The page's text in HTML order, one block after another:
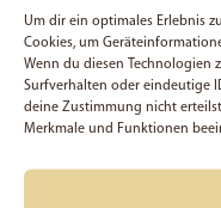
Um dir ein optimales Erlebnis
Cookies, um
Wenn du diesen Technologien
Surfverhalten oder eindeutige
deine Zustimmung nicht
Merkmale und Funktionen